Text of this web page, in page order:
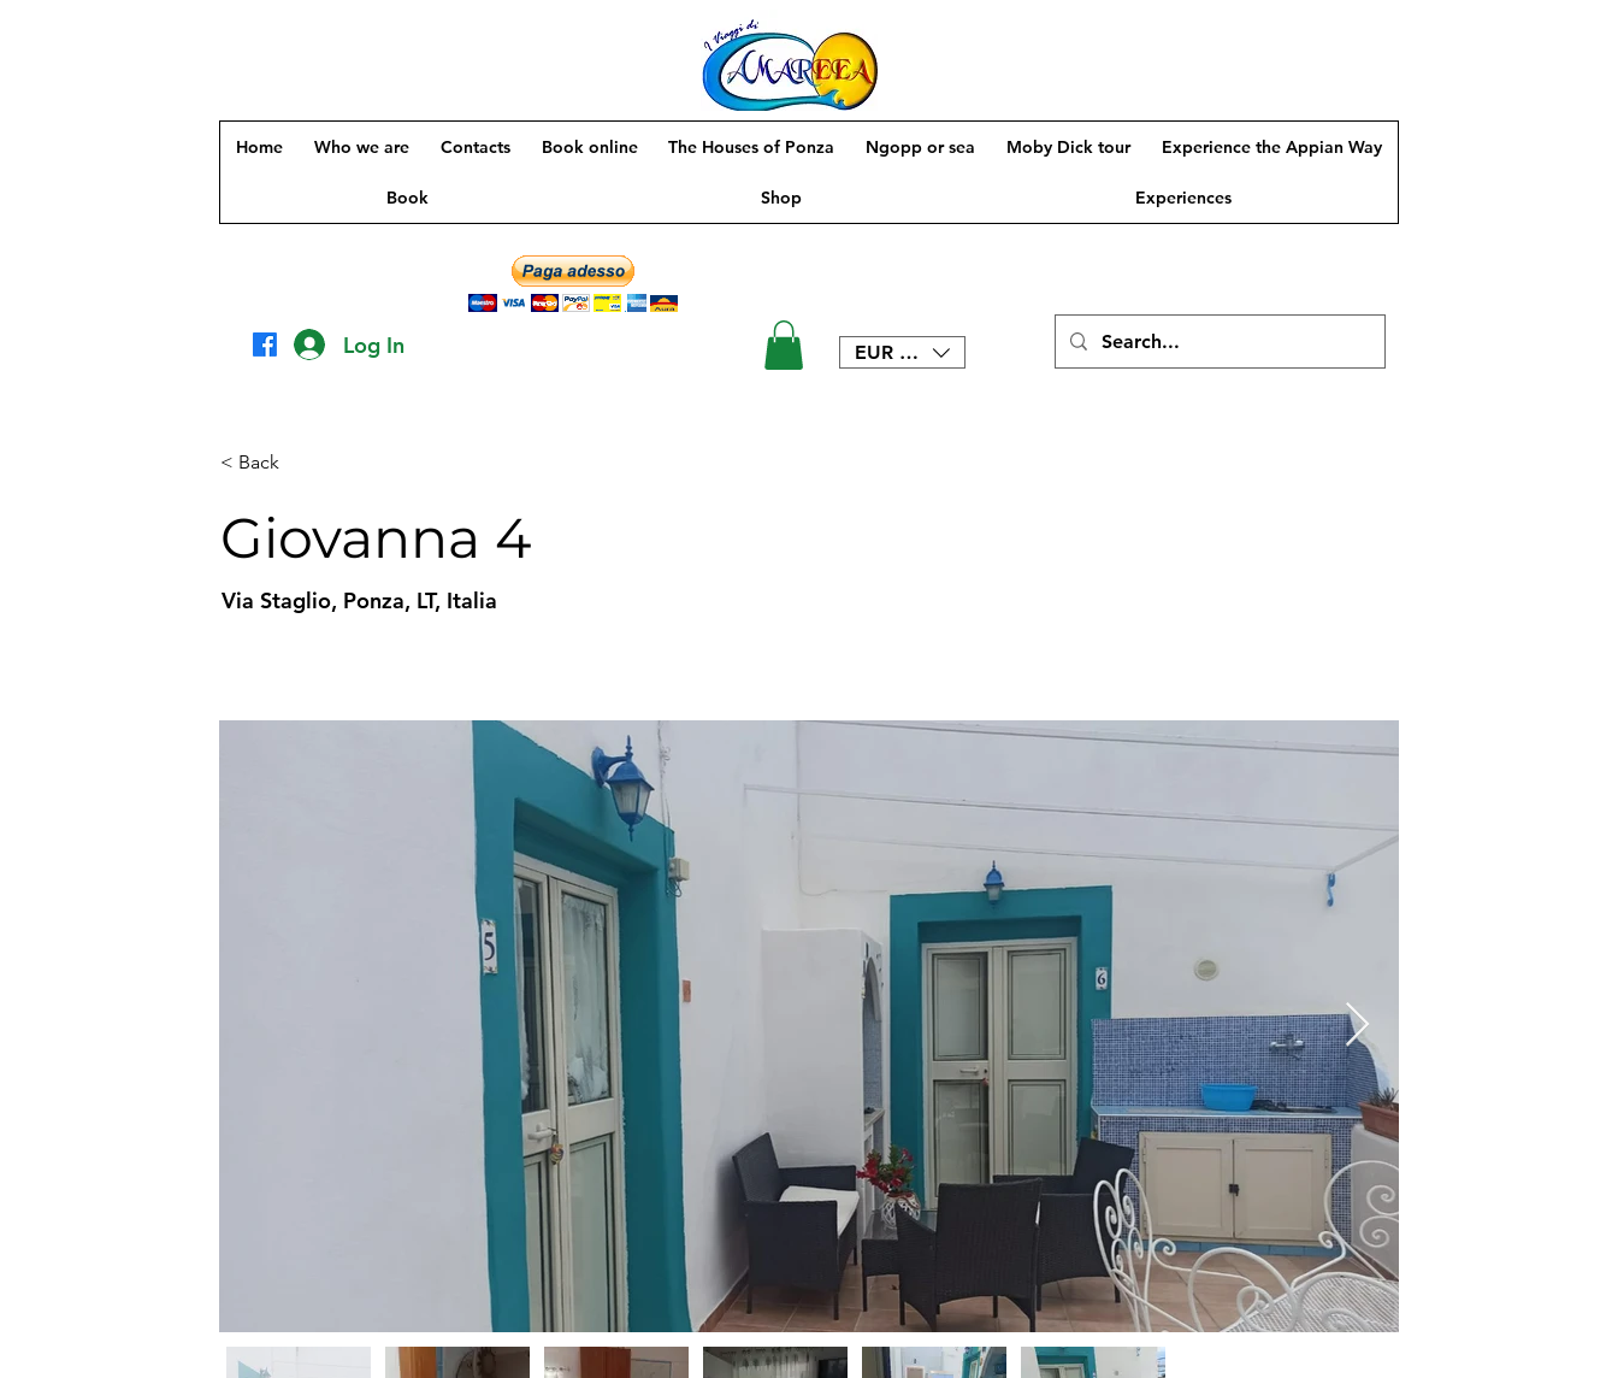
Home Who we are Contacts Book online The Houses of Ponza Ngopp or sea Moby Dick tour Experience the Appian Way
Book Shop Experiences
EUR (€)
Log In
< Back
Giovanna 4
Via Staglio, Ponza, LT, Italia